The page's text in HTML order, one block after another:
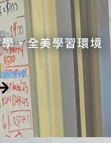
、全美學習環境
世界